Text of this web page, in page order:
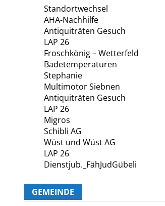
Standortwechsel
AHA-Nachhilfe
Antiquiträten Gesuch
LAP 26
Froschkönig – Wetterfeld
Badetemperaturen
Stephanie
Multimotor Siebnen
Antiquiträten Gesuch
LAP 26
Migros
Schibli AG
Wüst und Wüst AG
LAP 26
Dienstjub._FähJudGübeli
GEMEINDE